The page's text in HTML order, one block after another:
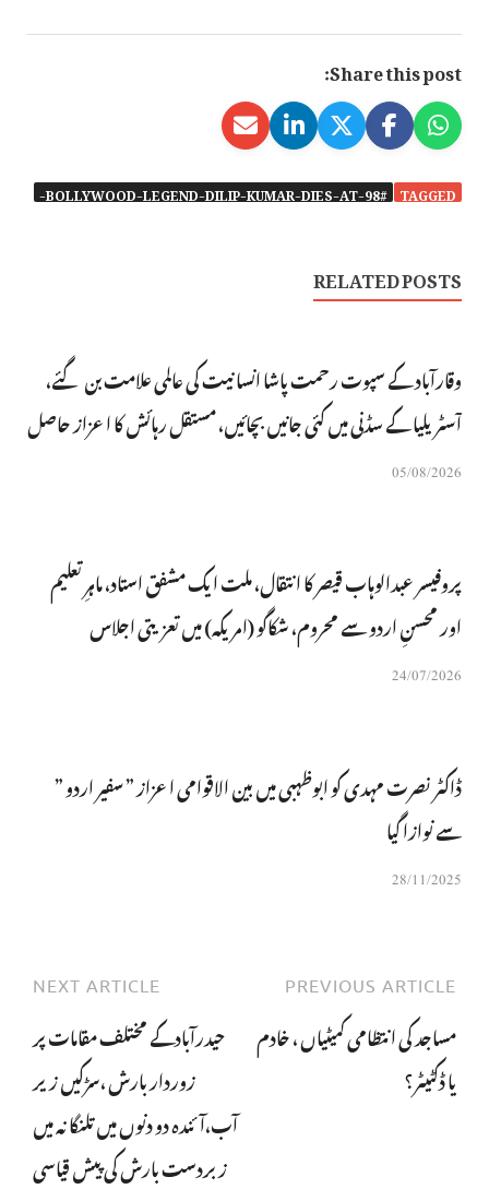
Share this post:
TAGGED
#BOLLYWOOD-LEGEND-DILIP-KUMAR-DIES-AT-98-
RELATED POSTS
وقارآباد کے سپوت رحمت پاشا انسانیت کی عالمی علامت بن گئے،
آسٹریلیا کے سڈنی میں کئی جانیں بچائیں، مستقل رہائش کا اعزاز حاصل
05/08/2026
پروفیسر عبدالوہاب قیصر کا انتقال، ملت ایک مشفق استاد، ماہرِتعلیم
اور محسنِ اردو سے محروم، شکاگو (امریکہ) میں تعزیتی اجلاس
24/07/2026
ڈاکٹر نصرت مہدی کو ابوظہبی میں بین الاقوامی اعزاز ” سفیر اردو ”
سے نوازا گیا
28/11/2025
PREVIOUS ARTICLE
مساجد کی انتظامی کمیٹیاں ، خادم
یا ڈکٹیٹر؟
NEXT ARTICLE
حیدرآبادکے مختلف مقامات پر
زوردار بارش ،سڑکیں زیر
آب،آئندہ دو دنوں میں تلنگانہ میں
زبردست بارش کی پیش قیاسی